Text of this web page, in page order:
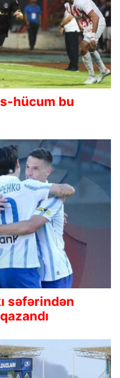
hücum bu
səfərindən